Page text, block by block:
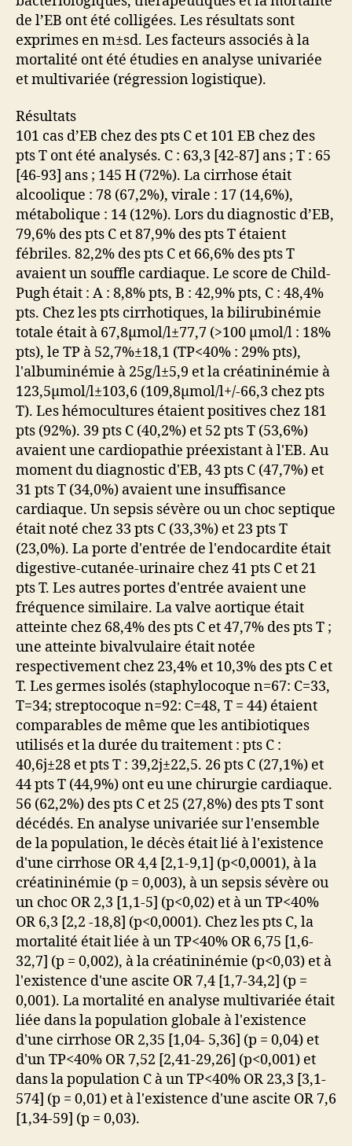
de l’EB ont été colligées. Les résultats sont
exprimes en m±sd. Les facteurs associés à la
mortalité ont été étudies en analyse univariée
et multivariée (régression logistique).
Résultats
101 cas d’EB chez des pts C et 101 EB chez des
pts T ont été analysés. C : 63,3 [42-87] ans ; T : 65
[46-93] ans ; 145 H (72%). La cirrhose était
alcoolique : 78 (67,2%), virale : 17 (14,6%),
métabolique : 14 (12%). Lors du diagnostic d’EB,
79,6% des pts C et 87,9% des pts T étaient
fébriles. 82,2% des pts C et 66,6% des pts T
avaient un souffle cardiaque. Le score de Child-
Pugh était : A : 8,8% pts, B : 42,9% pts, C : 48,4%
pts. Chez les pts cirrhotiques, la bilirubinémie
totale était à 67,8μmol/l±77,7 (>100 μmol/l : 18%
pts), le TP à 52,7%±18,1 (TP<40% : 29% pts),
l'albuminémie à 25g/l±5,9 et la créatininémie à
123,5μmol/l±103,6 (109,8μmol/l+/-66,3 chez pts
T). Les hémocultures étaient positives chez 181
pts (92%). 39 pts C (40,2%) et 52 pts T (53,6%)
avaient une cardiopathie préexistant à l'EB. Au
moment du diagnostic d'EB, 43 pts C (47,7%) et
31 pts T (34,0%) avaient une insuffisance
cardiaque. Un sepsis sévère ou un choc septique
était noté chez 33 pts C (33,3%) et 23 pts T
(23,0%). La porte d'entrée de l'endocardite était
digestive-cutanée-urinaire chez 41 pts C et 21
pts T. Les autres portes d'entrée avaient une
fréquence similaire. La valve aortique était
atteinte chez 68,4% des pts C et 47,7% des pts T ;
une atteinte bivalvulaire était notée
respectivement chez 23,4% et 10,3% des pts C et
T. Les germes isolés (staphylocoque n=67: C=33,
T=34; streptocoque n=92: C=48, T = 44) étaient
comparables de même que les antibiotiques
utilisés et la durée du traitement : pts C :
40,6j±28 et pts T : 39,2j±22,5. 26 pts C (27,1%) et
44 pts T (44,9%) ont eu une chirurgie cardiaque.
56 (62,2%) des pts C et 25 (27,8%) des pts T sont
décédés. En analyse univariée sur l'ensemble
de la population, le décès était lié à l'existence
d'une cirrhose OR 4,4 [2,1-9,1] (p<0,0001), à la
créatininémie (p = 0,003), à un sepsis sévère ou
un choc OR 2,3 [1,1-5] (p<0,02) et à un TP<40%
OR 6,3 [2,2 -18,8] (p<0,0001). Chez les pts C, la
mortalité était liée à un TP<40% OR 6,75 [1,6-
32,7] (p = 0,002), à la créatininémie (p<0,03) et à
l'existence d'une ascite OR 7,4 [1,7-34,2] (p =
0,001). La mortalité en analyse multivariée était
liée dans la population globale à l'existence
d'une cirrhose OR 2,35 [1,04- 5,36] (p = 0,04) et
d'un TP<40% OR 7,52 [2,41-29,26] (p<0,001) et
dans la population C à un TP<40% OR 23,3 [3,1-
574] (p = 0,01) et à l'existence d'une ascite OR 7,6
[1,34-59] (p = 0,03).